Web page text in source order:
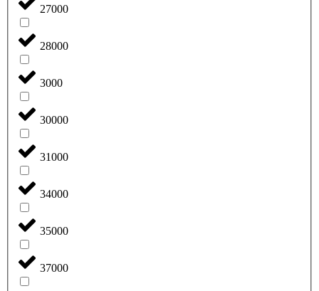
27000
28000
3000
30000
31000
34000
35000
37000